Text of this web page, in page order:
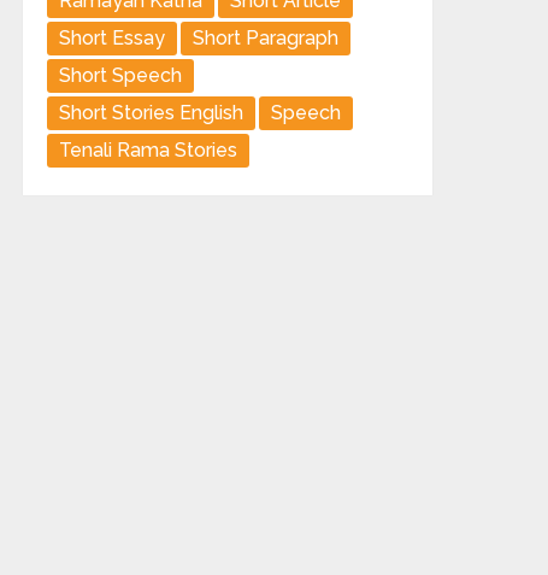
Short Essay
Short Paragraph
Short Speech
Short Stories English
Speech
Tenali Rama Stories